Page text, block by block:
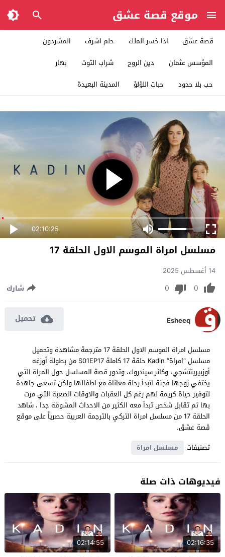
موقع قصة عشق
قصة عشق اذا خسر الملك حلم اشرف
المشردون
المؤسس عثمان
دين الروح شراب التوت
بهار
حب بلا حدود
حبات اللؤلؤ المدينة البعيدة
02:10:25
مسلسل امراة الموسم الاول الحلقة 17
14 أغسطس 2025
0
0 شارك
Esheeq تحميل
مسلسل امراة الموسم الاول الحلقة 17 مترجمة مشاهدة وتحميل
مسلسل “امراة” Kadin حلقة 17 كاملة S01EP17 من بطولة أوزغه
أوزبيرينتشجي، وكانر سيندروك، وتدور قصة المسلسل حول المراة التي
يختفي زوجها فجئة لتبدأ رحلة معاناة مع اطفالها ولكن تسعى جاهدة
لتوفير حياة كريمة لهم رغم كل العقبات والاوقات الصعبة التي مرت
بها ثم تقابل شخص تبدأ معه الكثير من الاحداث المشوقة جدا ، شاهد
الحلقة 17 من مسلسل امراة التركي بالترجمة العربية حصرياً على موقع
قصة عشق.
تصنيفات
مسلسل امراة
فيديوهات ذات صلة
02:16:35
02:14:55